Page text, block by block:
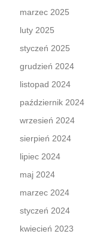
marzec 2025
luty 2025
styczeń 2025
grudzień 2024
listopad 2024
październik 2024
wrzesień 2024
sierpień 2024
lipiec 2024
maj 2024
marzec 2024
styczeń 2024
kwiecień 2023